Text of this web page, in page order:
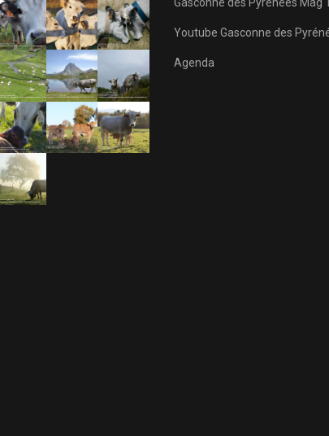
Gasconne des Pyrénées Mag'
Youtube Gasconne des
Agenda